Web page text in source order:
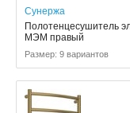
Сунержа
Полотенцесушитель
МЭМ правый
Размер: 9 вариантов